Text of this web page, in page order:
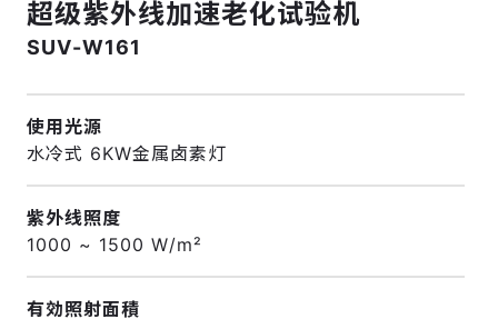
超级紫外线加速老化试验机
SUV-W161
使用光源
水冷式 6KW金属卤素灯
紫外线照度
1000 ~ 1500 W/m²
有効照射面積